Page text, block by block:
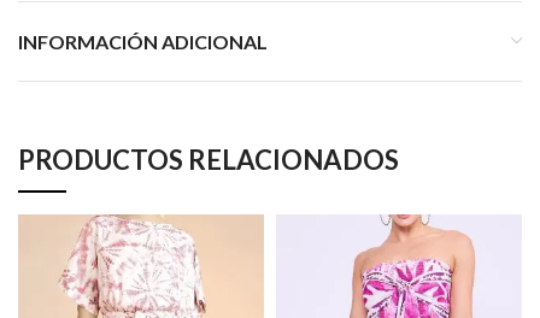
INFORMACIÓN ADICIONAL
PRODUCTOS RELACIONADOS